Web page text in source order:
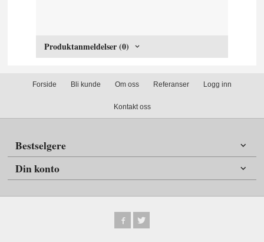
Produktanmeldelser (0)
Forside Bli kunde Om oss Referanser Logg inn
Kontakt oss
Bestselgere
Din konto